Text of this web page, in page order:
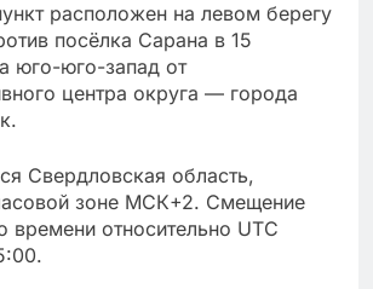
расположен на левом берегу
посёлка Сарана в 15
юго-юго-запад от
центра округа — города
Свердловская область,
зоне МСК+2. Смещение
времени относительно UTC